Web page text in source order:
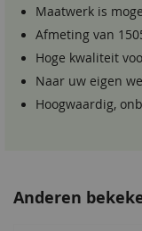
Maatwerk is
Afmeting van
Hoge kwaliteit
Naar uw eigen
Hoogwaardig,
Anderen